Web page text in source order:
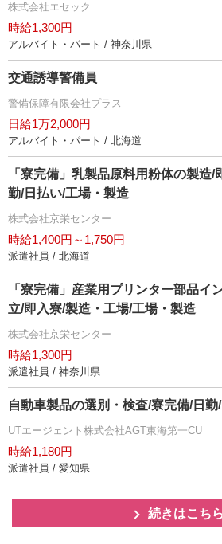
株式会社エセック
時給1,300円
アルバイト・パート / 神奈川県
交通誘導警備員
警備保障有限会社プラス
日給1万2,000円
アルバイト・パート / 北海道
「寮完備」乳製品原料用粉体の製造/
勤/日払い/工場・製造
株式会社京栄センター
時給1,400円～1,750円
派遣社員 / 北海道
「寮完備」産業用プリンター部品イ
立/即入寮/製造・工場/工場・製造
株式会社京栄センター
時給1,300円
派遣社員 / 神奈川県
自動車製品の選別・検査/寮完備/日
UTエージェント株式会社AGT東海第一CU
時給1,180円
派遣社員 / 愛知県
続きはこちら